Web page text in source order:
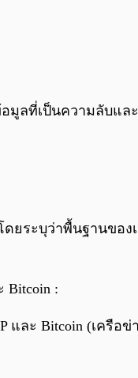
มูลที่เป็นความลับแล
ดยระบุว่าพื้นฐานของ
Bitcoin :
และ Bitcoin (เครือ